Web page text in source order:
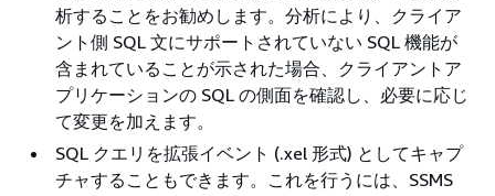
析することをお勧めします。分析により、クライア
ント側 SQL 文にサポートされていない SQL 機能が
含まれていることが示された場合、クライアントア
プリケーションの SQL の側面を確認し、必要に応じ
て変更を加えます。
SQL クエリを拡張イベント (.xel 形式) としてキャプ
チャすることもできます。これを行うには、SSMS